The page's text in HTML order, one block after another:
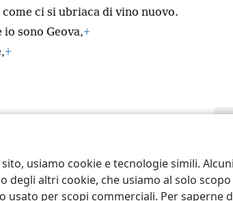
usiamo cookie e tecnologie simili.
degli altri cookie, che usiamo al solo
per scopi commerciali. Per saperne
ci si ubriaca di vino nuovo.
sono Geova,+
+
of Pennsylvania